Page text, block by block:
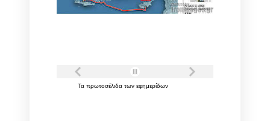
Τα πρωτοσέλιδα των εφημερίδων